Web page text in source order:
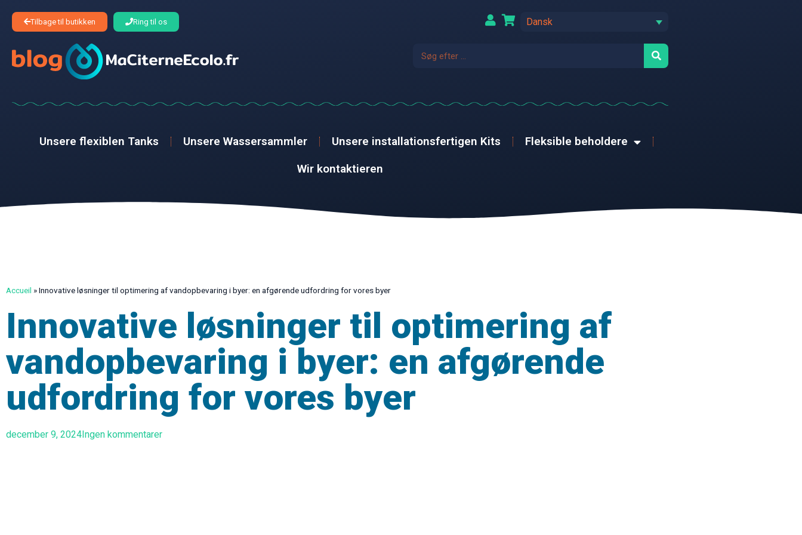
Tilbage til butikken Ring til os Dansk
Unsere flexiblen Tanks Unsere Wassersammler Unsere installationsfertigen Kits
Fleksible beholdere
Wir kontaktieren
Accueil »Innovative løsninger til optimering af vandopbevaring i byer: en afgørende udfordring for vores byer
Innovative løsninger til optimering af
vandopbevaring i byer: en afgørende
udfordring for vores byer
december 9, 2024Ingen kommentarer